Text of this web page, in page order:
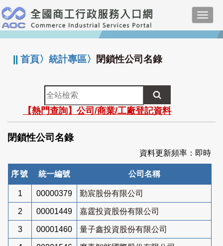
跳
到
主
要
:::
||首頁〉統計專區〉 閉鎖性公司名錄
全
站
檢
索
【熱門查詢】公司/商業/工廠登記資料
閉鎖性公司名錄
資料更新頻率：即時
序號 統一編號 公司名稱
1 00000379 勤宸股份有限公司
2 00001449 嘉霆投資股份有限公司
3 00001460 量子鑫投資股份有限公司